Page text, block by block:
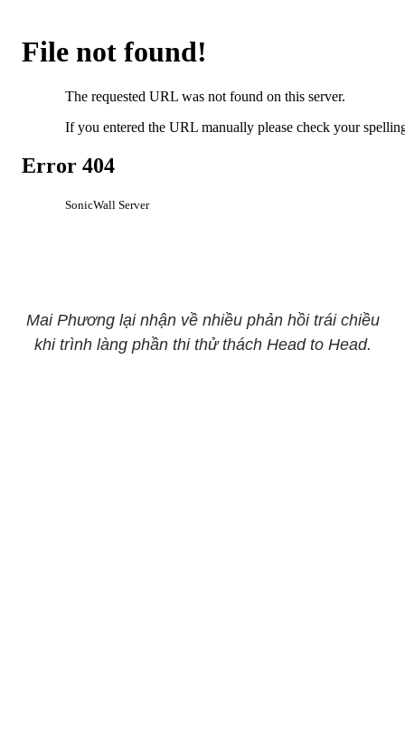
Mai Phương lại nhận về nhiều phản hồi trái chiều
khi trình làng phần thi thử thách Head to Head.